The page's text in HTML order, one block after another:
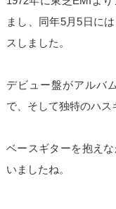
まし、同年5月5日に
スしました。
デビュー盤がアルバ
で、そして独特のハス
ベースギターを抱え
いましたね。